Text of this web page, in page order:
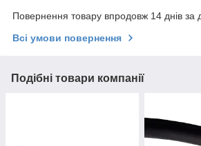
Повернення товару впродовж 14 днів за
Всі умови повернення
Подібні товари компанії